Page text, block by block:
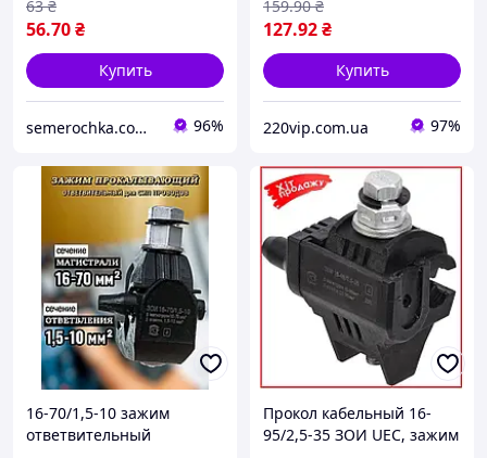
56.70₴
63 ₴
Купить
semerochka.com.ua 96%
127.92₴
159.90 ₴
Купить
220vip.com.ua 97%
16-70/1,5-10 зажим
ответвительный
Прокол кабельный 16-
95/2,5-35 ЗОИ UEC, зажим